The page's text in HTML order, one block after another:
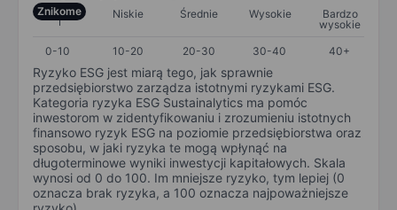
Znikome Niskie Średnie Wysokie
Bardzo
wysokie
0-10
10-20 20-30 30-40 40+
Ryzyko ESG jest miarą tego, jak sprawnie
przedsiębiorstwo zarządza istotnymi ryzykami ESG.
Kategoria ryzyka ESG Sustainalytics ma pomóc
inwestorom w zidentyfikowaniu i zrozumieniu istotnych
finansowo ryzyk ESG na poziomie przedsiębiorstwa oraz
sposobu, w jaki ryzyka te mogą wpłynąć na
długoterminowe wyniki inwestycji kapitałowych. Skala
wynosi od 0 do 100. Im mniejsze ryzyko, tym lepiej (0
oznacza brak ryzyka, a 100 oznacza najpoważniejsze